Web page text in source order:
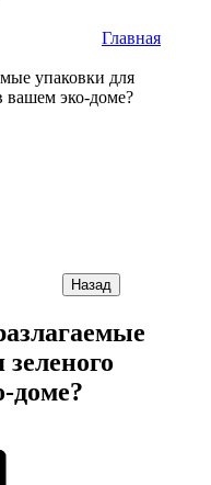
Главная
упаковки для
вашем эко-доме?
Назад
доме?